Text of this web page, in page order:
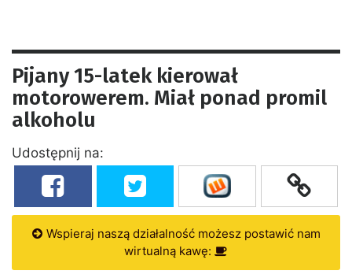
Pijany 15-latek kierował
motorowerem. Miał ponad promil
alkoholu
Udostępnij na:
Wspieraj naszą działalność możesz postawić nam
wirtualną kawę: